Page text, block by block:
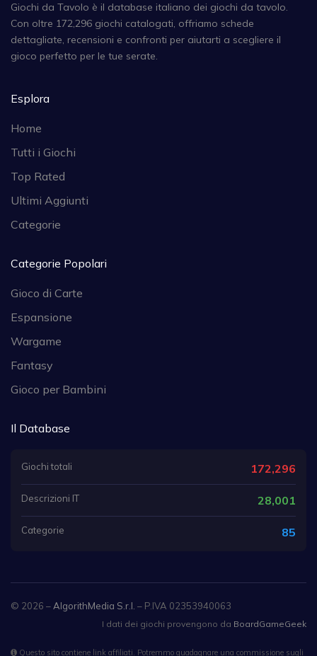
Giochi da Tavolo è il database italiano dei giochi da tavolo.
Con oltre 172,296 giochi catalogati, offriamo schede
dettagliate, recensioni e confronti per aiutarti a scegliere il
gioco perfetto per le tue serate.
Esplora
Home
Tutti i Giochi
Top Rated
Ultimi Aggiunti
Categorie
Categorie Popolari
Gioco di Carte
Espansione
Wargame
Fantasy
Gioco per Bambini
Il Database
Giochi totali 172,296
Descrizioni IT 28,001
Categorie 85
© 2026 – AlgorithMedia S.r.l. – P.IVA 02353940063
I dati dei giochi provengono da BoardGameGeek
Questo sito contiene link affiliati. Potremmo guadagnare una commissione sugli